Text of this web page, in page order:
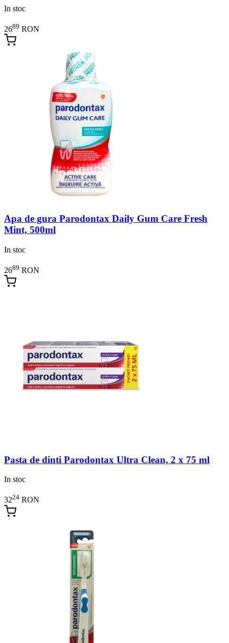
In stoc
2689 RON
Apa de gura Parodontax Daily Gum Care Fresh
Mint, 500ml
In stoc
2689 RON
Pasta de dinti Parodontax Ultra Clean, 2 x 75 ml
In stoc
3224 RON